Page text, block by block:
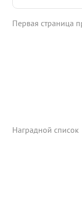
памятников с
Первая страница
Наградной список